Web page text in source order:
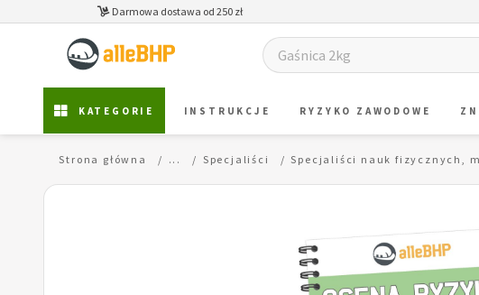
Darmowa dostawa od 250 zł
KATEGORIE INSTRUKCJE RYZYKO ZAWODOWE
Strona główna ... Specjaliści Specjaliści nauk fizycznych,